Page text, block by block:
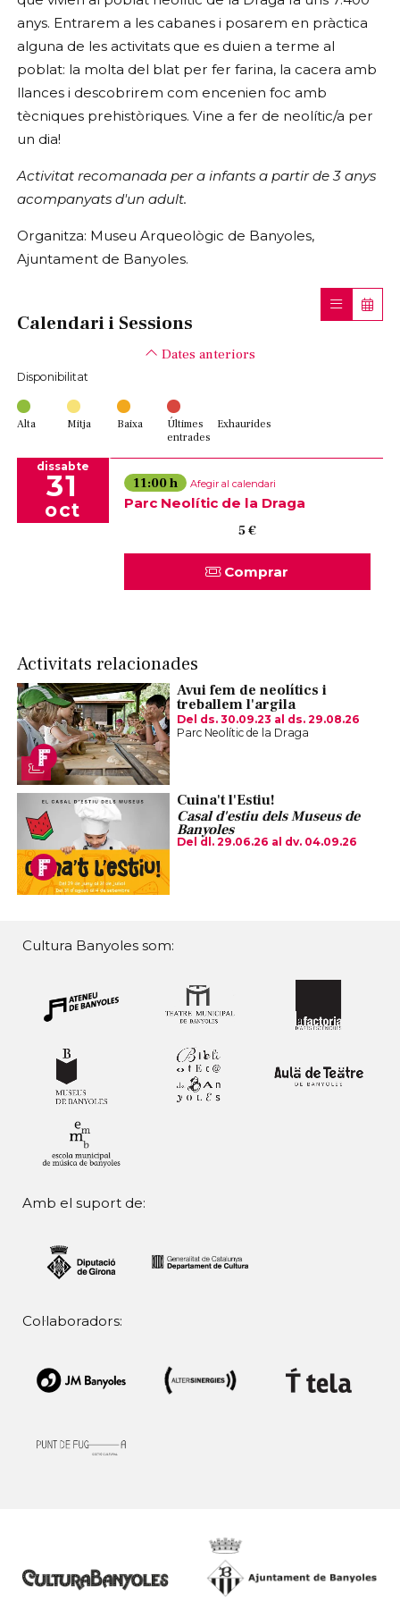
anys. Entrarem a les cabanes i posarem en pràctica
alguna de les activitats que es duien a terme al
poblat: la molta del blat per fer farina, la cacera amb
llances i descobrirem com encenien foc amb
tècniques prehistòriques. Vine a fer de neolític/a per
un dia!
Activitat recomanada per a infants a partir de 3 anys
acompanyats d'un adult.
Organitza: Museu Arqueològic de Banyoles,
Ajuntament de Banyoles.
Calendari i Sessions
Dates anteriors
Disponibilitat
Alta Mitja Baixa
Últimes
entrades
Exhaurides
dissabte
31
oct
11:00 h Afegir al calendari
Parc Neolític de la Draga
5 €
Comprar
Activitats relacionades
Avui fem de neolítics i
treballem l'argila
Del ds. 30.09.23 al ds. 29.08.26
Parc Neolític de la Draga
Cuina't l'Estiu!
Casal d'estiu dels Museus de
Banyoles
Del dl. 29.06.26 al dv. 04.09.26
Cultura Banyoles som:
Amb el suport de:
Col·laboradors: